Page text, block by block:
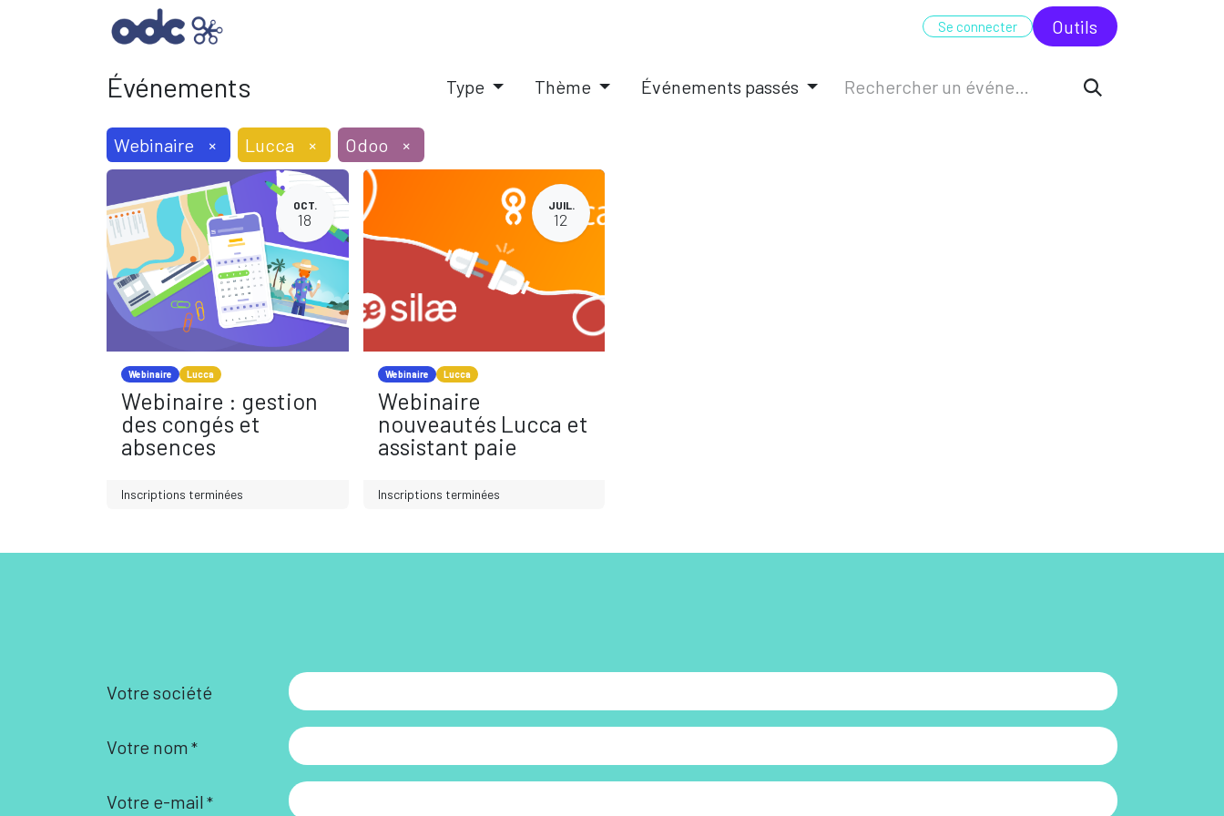
FORMATION ODC
Se connecter Outi​​ls
Événements Type Thème Événements passés
Webinaire × Lucca × Odoo ×
OCT.
18
Webinaire Lucca
Webinaire : gestion
des congés et
absences
Inscriptions terminées
JUIL.
12
Webinaire Lucca
Webinaire
nouveautés Lucca et
assistant paie
Inscriptions terminées
Votre société
Votre nom *
Votre e-mail *